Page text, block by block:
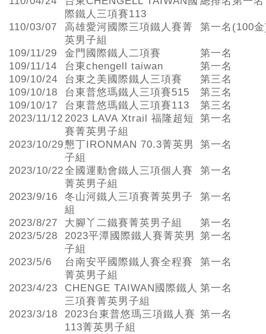
際鐵人三項賽113
110/03/07
高雄愛河國際三項鐵人賽菁
英男子組
第一名(100
109/11/29 金門國際鐵人二項賽
第一名
109/11/14
台東chengell taiwan
第一名
109/10/24
台東之美國際鐵人三項賽
第三名
109/10/18
台東普悠瑪鐵人三項賽515
第三名
109/10/17
台東普悠瑪鐵人三項賽113
第三名
2023/11/12 2023 LAVA Xtrail 福隆超短
賽菁英男子組
第一名
2023/10/29懇丁IRONMAN 70.3菁英男
子組
第一名
2023/10/22全國運動會鐵人三項個人賽
菁英男子組
第一名
2023/9/16
冬山河鐵人三項賽菁英男子
組
第一名
2023/8/27 大腳丫二鐵賽菁英男子組
第一名
2023/5/28
2023平潭國際鐵人賽菁英男
子組
第一名
2023/5/6
台南安平國際鐵人賽全程賽
菁英男子組
第一名
2023/4/23
CHENGE TAIWAN國際鐵人
三項賽菁英男子組
第一名
2023/3/18
2023台東普悠瑪三項鐵人賽
113菁英男子組
第一名